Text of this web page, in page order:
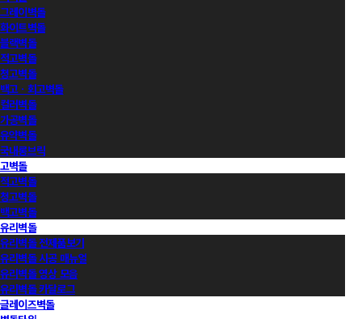
그레이벽돌
화이트벽돌
블랙벽돌
적고벽돌
청고벽돌
백고ㆍ회고벽돌
컬러벽돌
가공벽돌
유약벽돌
국내롱브릭
고벽돌
적고벽돌
청고벽돌
백고벽돌
유리벽돌
유리벽돌 전제품보기
유리벽돌 시공 매뉴얼
유리벽돌 영상 모음
유리벽돌 카달로그
글레이즈벽돌